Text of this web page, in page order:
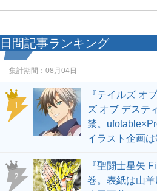
日間記事ランキング
集計期間： 08月04日
1
『テイルズ オ
ズ オブ デステ
禁。
イラスト企画
2
『聖闘士星矢
巻。表紙は山羊